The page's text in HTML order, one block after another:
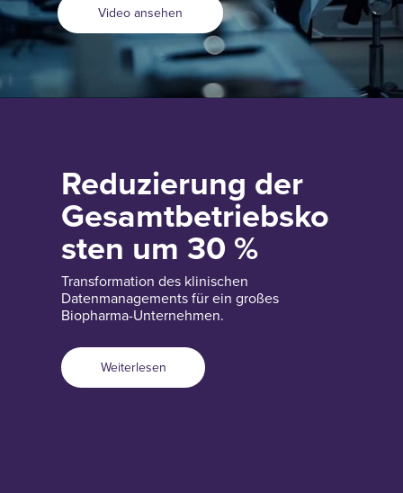
Video ansehen
Reduzierung der
Gesamtbetriebsko
sten um 30 %
Transformation des klinischen
Datenmanagements für ein großes
Biopharma-Unternehmen.
Weiterlesen